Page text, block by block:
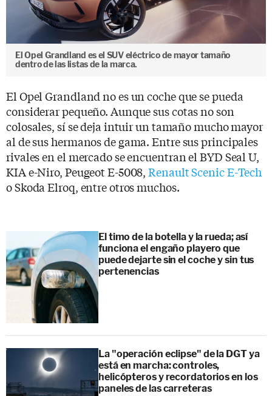
El Opel Grandland es el SUV eléctrico de mayor tamaño
dentro de las listas de la marca.
El Opel Grandland no es un coche que se pueda
considerar pequeño. Aunque sus cotas no son
colosales, sí se deja intuir un tamaño mucho mayor
al de sus hermanos de gama. Entre sus principales
rivales en el mercado se encuentran el BYD Seal U,
KIA e-Niro, Peugeot E-5008,Renault Scenic E-Tech
o Skoda Elroq, entre otros muchos.
El timo de la botella y la rueda; así
funciona el engaño playero que
puede dejarte sin el coche y sin tus
pertenencias
La "operación eclipse" de la DGT ya
está en marcha: controles,
helicópteros y recordatorios en los
paneles de las carreteras